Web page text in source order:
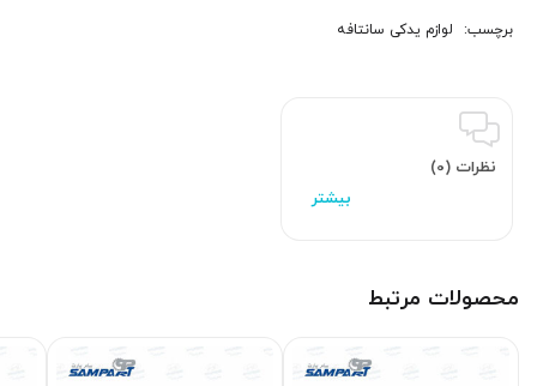
برچسب: لوازم یدکی سانتافه
نظرات (0)
محصولات مرتبط